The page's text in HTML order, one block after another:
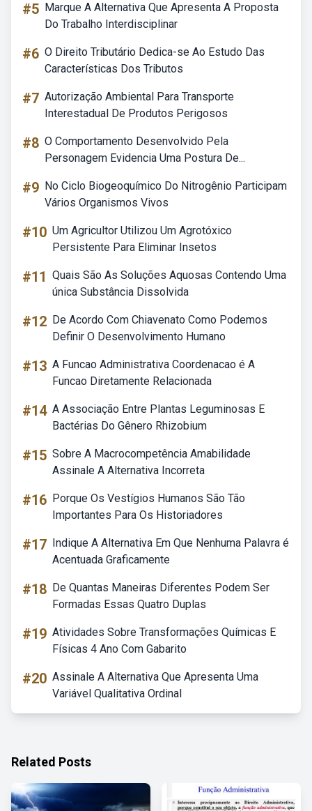
#5 Marque A Alternativa Que Apresenta A Proposta
Do Trabalho Interdisciplinar
#6 O Direito Tributário Dedica-se Ao Estudo Das
Características Dos Tributos
#7 Autorização Ambiental Para Transporte
Interestadual De Produtos Perigosos
#8 O Comportamento Desenvolvido Pela
Personagem Evidencia Uma Postura De...
#9 No Ciclo Biogeoquímico Do Nitrogênio Participam
Vários Organismos Vivos
#10 Um Agricultor Utilizou Um Agrotóxico
Persistente Para Eliminar Insetos
#11 Quais São As Soluções Aquosas Contendo Uma
única Substância Dissolvida
#12 De Acordo Com Chiavenato Como Podemos
Definir O Desenvolvimento Humano
#13 A Funcao Administrativa Coordenacao é A
Funcao Diretamente Relacionada
#14 A Associação Entre Plantas Leguminosas E
Bactérias Do Gênero Rhizobium
#15 Sobre A Macrocompetência Amabilidade
Assinale A Alternativa Incorreta
#16 Porque Os Vestígios Humanos São Tão
Importantes Para Os Historiadores
#17 Indique A Alternativa Em Que Nenhuma Palavra é
Acentuada Graficamente
#18 De Quantas Maneiras Diferentes Podem Ser
Formadas Essas Quatro Duplas
#19 Atividades Sobre Transformações Químicas E
Físicas 4 Ano Com Gabarito
#20 Assinale A Alternativa Que Apresenta Uma
Variável Qualitativa Ordinal
Related Posts